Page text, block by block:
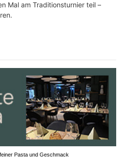
Mal am Traditionsturnier teil –
Pasta und Geschmack